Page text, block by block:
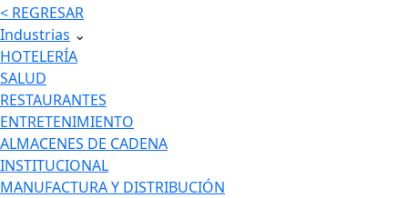
< REGRESAR
Industrias ⌄
HOTELERÍA
SALUD
RESTAURANTES
ENTRETENIMIENTO
ALMACENES DE CADENA
INSTITUCIONAL
MANUFACTURA Y DISTRIBUCIÓN